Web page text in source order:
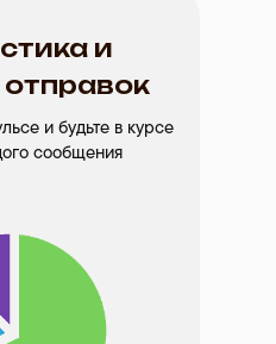
и
и будьте в курсе
сообщения